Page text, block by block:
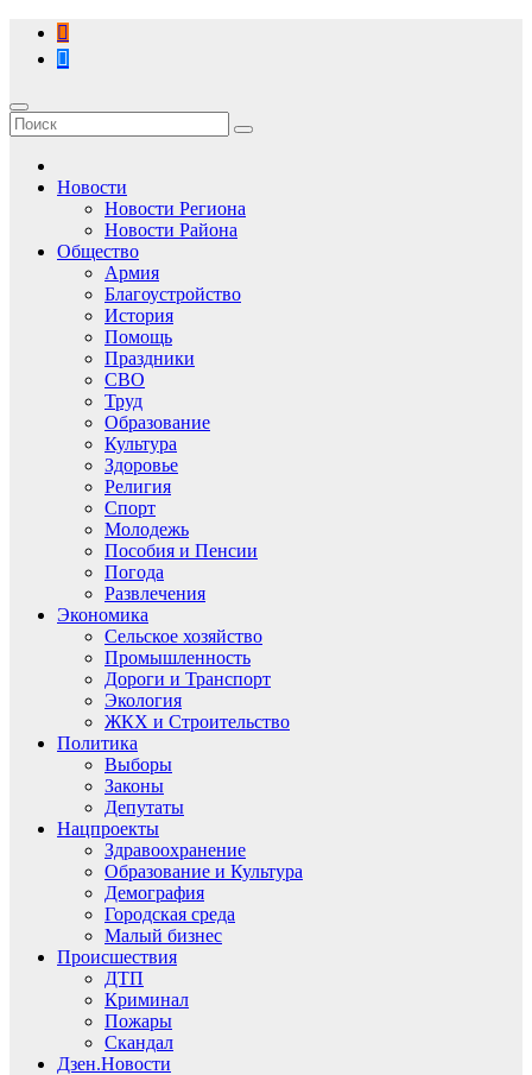
Перейти
содержимому
Новости
Новости Региона
Новости Района
Общество
Армия
Благоустройство
История
Помощь
Праздники
СВО
Труд
Образование
Культура
Здоровье
Религия
Спорт
Молодежь
Пособия и Пенсии
Погода
Развлечения
Экономика
Сельское хозяйство
Промышленность
Дороги и Транспорт
Экология
ЖКХ и Строительство
Политика
Выборы
Законы
Депутаты
Нацпроекты
Здравоохранение
Образование и Культура
Демография
Городская среда
Малый бизнес
Происшествия
ДТП
Криминал
Пожары
Скандал
Дзен.Новости